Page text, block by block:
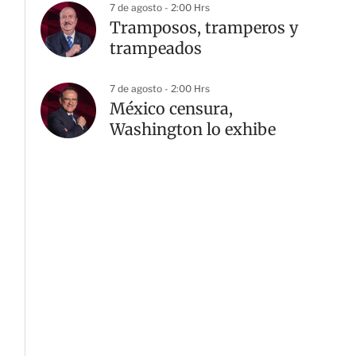
7 de agosto - 2:00 Hrs
Tramposos, tramperos y
trampeados
7 de agosto - 2:00 Hrs
México censura,
Washington lo exhibe